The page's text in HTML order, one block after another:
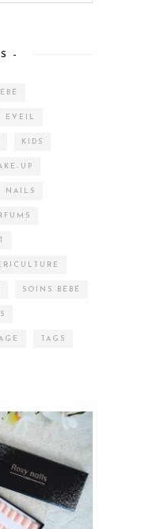
–
EVEIL
KIDS
UP
NAILS
SOINS BÉBÉ
TAGS